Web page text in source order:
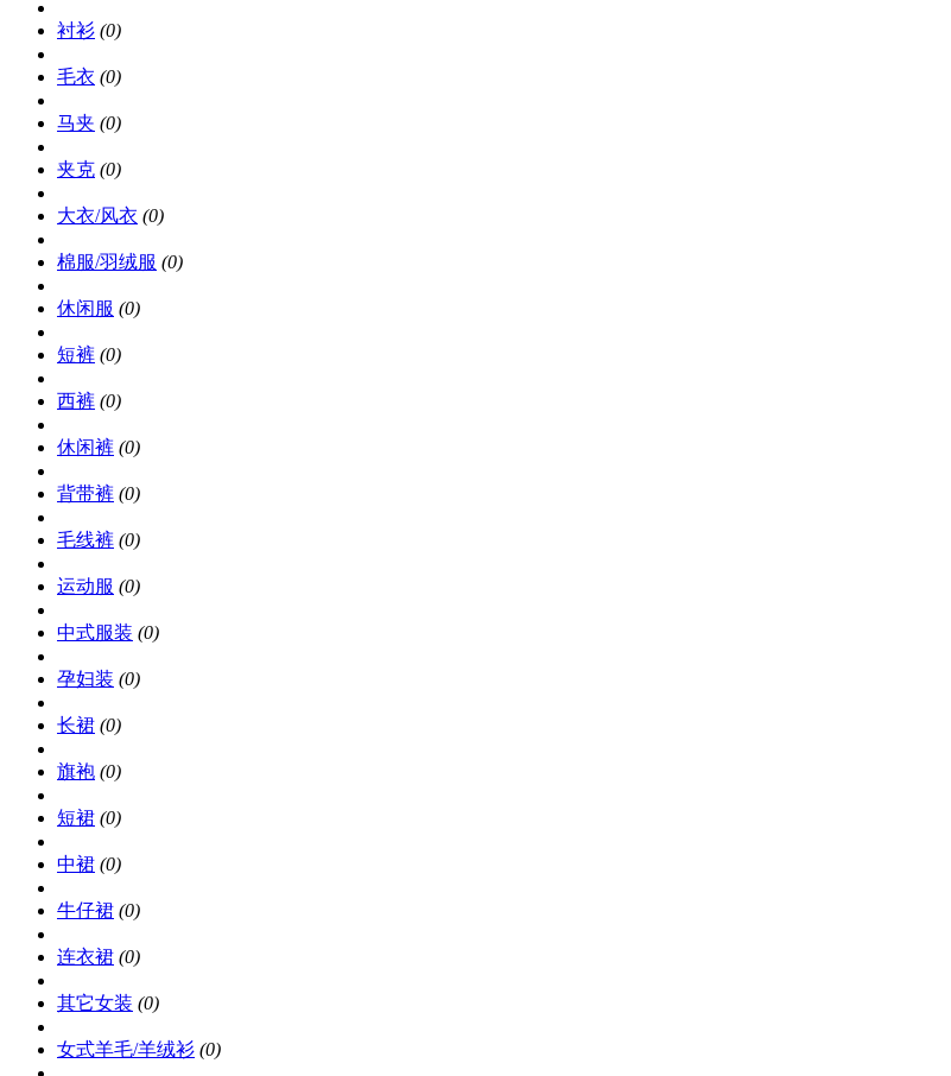
衬衫 (0)
毛衣 (0)
马夹 (0)
夹克 (0)
大衣/风衣 (0)
棉服/羽绒服 (0)
休闲服 (0)
短裤 (0)
西裤 (0)
休闲裤 (0)
背带裤 (0)
毛线裤 (0)
运动服 (0)
中式服装 (0)
孕妇装 (0)
长裙 (0)
旗袍 (0)
短裙 (0)
中裙 (0)
牛仔裙 (0)
连衣裙 (0)
其它女装 (0)
女式羊毛/羊绒衫 (0)